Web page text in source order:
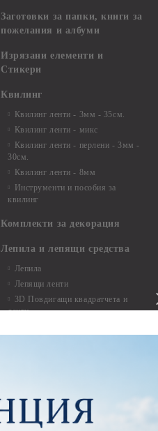
Заготовки за папки, книги за
пожелания и албуми
Изрязани елементи и
Стикери
Квилинг
Квилинг ленти - 3мм - 35см.
Квилинг ленти - микс
Квилинг ленти - перлени - 3мм -
30см.
Квилинг ленти - 8мм
Инструменти и пособия за
квилинг
Комплекти за декорация
Лепила и лепящи средства
Лепила
Лепящи ленти
3D Повдигащи квадратчета и
ленти
Макраме
Макраме Основи - до 6,00 см